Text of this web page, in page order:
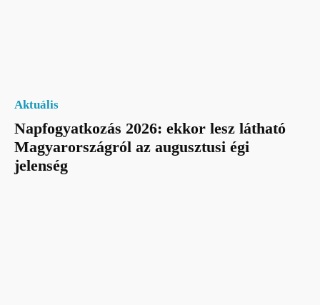
Aktuális
Napfogyatkozás 2026: ekkor lesz látható
Magyarországról az augusztusi égi
jelenség